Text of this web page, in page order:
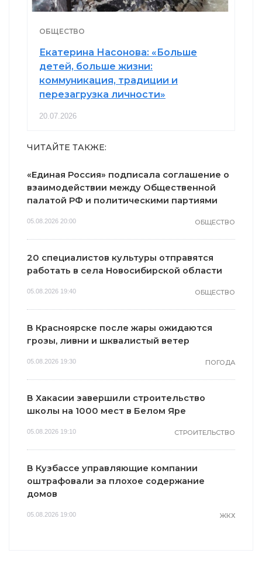
ОБЩЕСТВО
Екатерина Насонова: «Больше
детей, больше жизни:
коммуникация, традиции и
перезагрузка личности»
20.07.2026
ЧИТАЙТЕ ТАКЖЕ:
«Единая Россия» подписала соглашение о
взаимодействии между Общественной
палатой РФ и политическими партиями
05.08.2026 20:00 ОБЩЕСТВО
20 специалистов культуры отправятся
работать в села Новосибирской области
05.08.2026 19:40 ОБЩЕСТВО
В Красноярске после жары ожидаются
грозы, ливни и шквалистый ветер
05.08.2026 19:30 ПОГОДА
В Хакасии завершили строительство
школы на 1000 мест в Белом Яре
05.08.2026 19:10 СТРОИТЕЛЬСТВО
В Кузбассе управляющие компании
оштрафовали за плохое содержание
домов
05.08.2026 19:00 ЖКХ